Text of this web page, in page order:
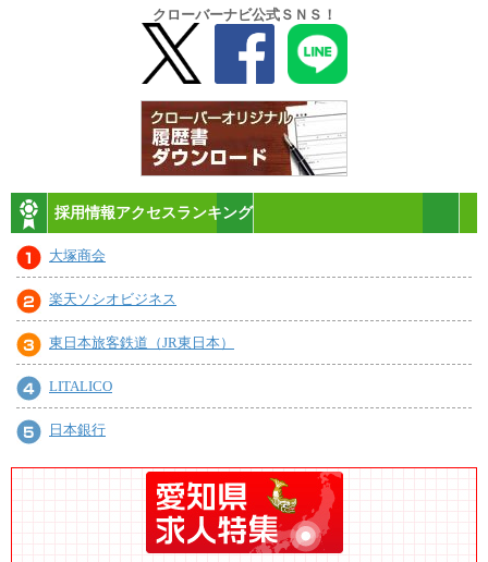
クローバーナビ公式ＳＮＳ！
採用情報アクセスランキング
大塚商会
楽天ソシオビジネス
東日本旅客鉄道（JR東日本）
LITALICO
日本銀行